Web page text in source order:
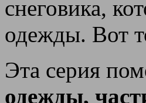
снеговика,
одежды. Вот
Эта серия
одежды,